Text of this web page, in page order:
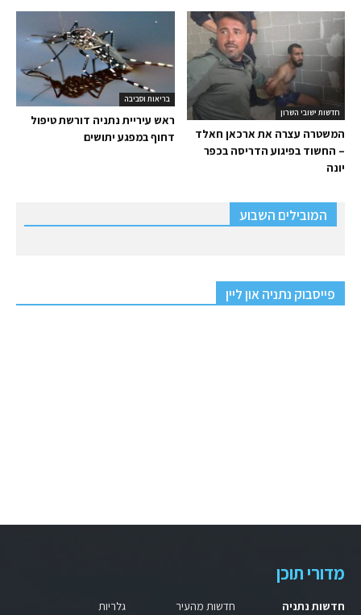
בריאות וסביבה
ראש עיריית נתניה דורשת טיפול
דחוף במפגע יתושים
חדשות ישובי השרון
המשטרה עצרה את ארכאן חאלד
– החשוד בפיגוע הדריסה בכפר
יונה
המובילים השבוע
פייסבוק נתניה און ליין
מדורי תוכן
חדשות נתניה
חדשות מהעיר
גלריות